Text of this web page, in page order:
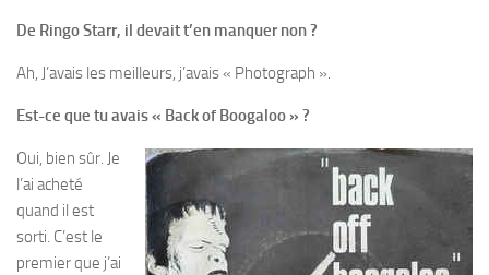
De Ringo Starr, il devait t’en manquer non ?
Ah, J’avais les meilleurs, j’avais « Photograph ».
Est-ce que tu avais « Back of Boogaloo » ?
Oui, bien sûr. Je
l’ai acheté
quand il est
sorti. C’est le
premier que j’ai